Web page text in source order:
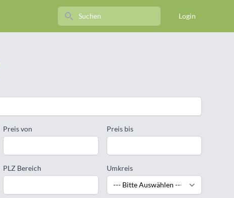
Search Login
Preis von Preis bis
PLZ Bereich Umkreis